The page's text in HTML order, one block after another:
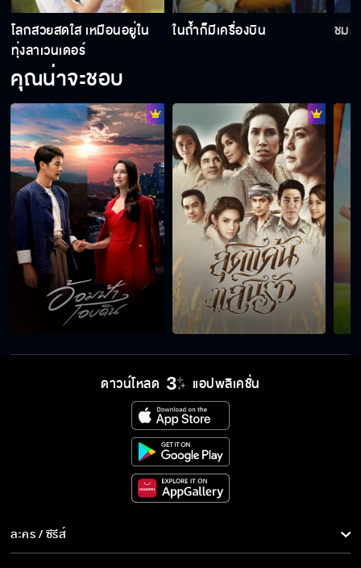
คุณป้ายังหัวร้อนเหมือนเดิมเลยนะครับ
ที่จริงเราไม่ได้รักกัน
อย่ามาเสแสร้ง คิดจะชักดาบใช่ไหม
ผมกลับมาแล้วครับ
มีหมาเป็นพ่อยังดีกว่า
เจ้าหญิงในคราบนางมาร
โลกสวยสดใส เหมือนอยู่ใน
ทุ่งลาเวนเดอร์
ในถ้ำก็มีเครื่องบิน ชม
คุณน่าจะชอบ
ดาวน์โหลด แอปพลิเคชั่น
ละคร / ซีรีส์
ละคร/ซีรีส์